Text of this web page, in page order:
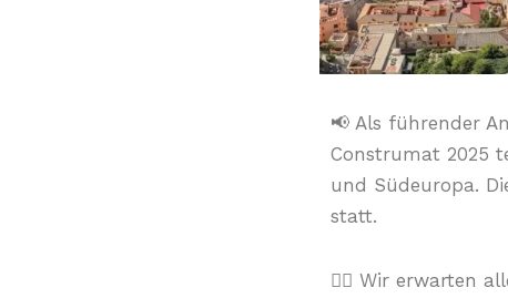
📢 Als führender
Construmat 2025
und Südeuropa.
statt.
👉🏻 Wir erwarten